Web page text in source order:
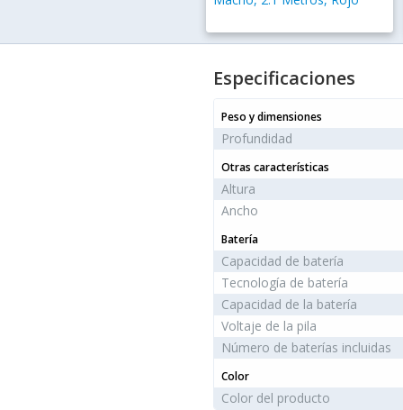
Especificaciones
Peso y dimensiones
Profundidad
Otras características
Altura
Ancho
Batería
Capacidad de batería
Tecnología de batería
Capacidad de la batería
Voltaje de la pila
Número de baterías incluidas
Color
Color del producto